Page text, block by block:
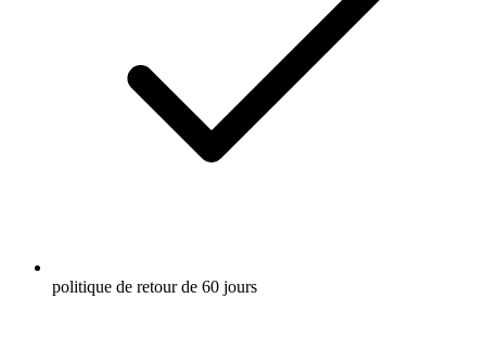
politique de retour de 60 jours